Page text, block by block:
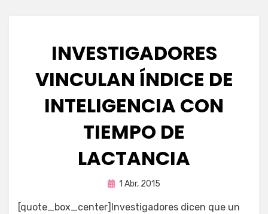
INVESTIGADORES
VINCULAN ÍNDICE DE
INTELIGENCIA CON
TIEMPO DE
LACTANCIA
porEnrique
Publicada
1 Abr, 2015
[quote_box_center]Investigadores dicen que un